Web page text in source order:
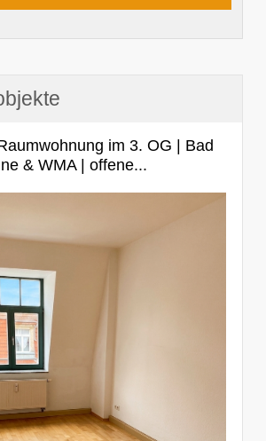
im 3. OG | Bad
& WMA | offene...